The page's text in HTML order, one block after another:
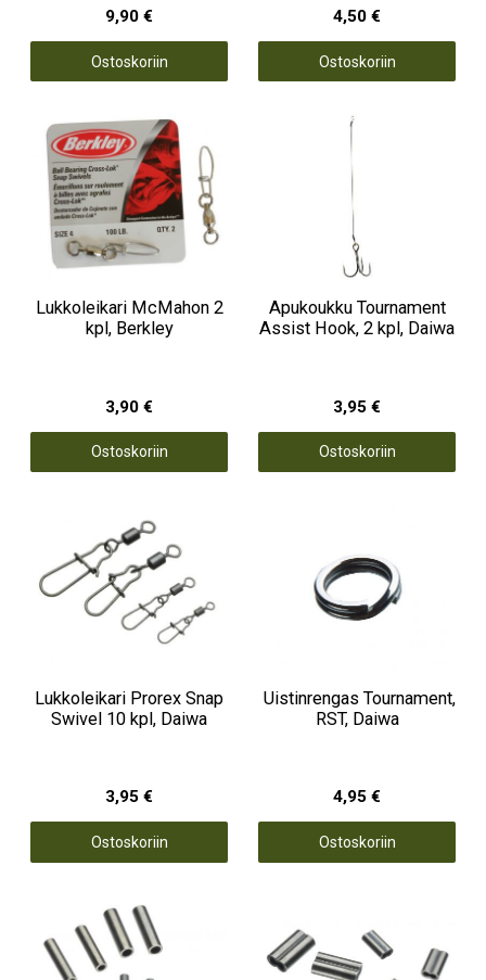
9,90 €
Ostoskoriin
4,50 €
Ostoskoriin
Lukkoleikari McMahon 2
kpl, Berkley
3,90 €
Ostoskoriin
Apukoukku Tournament
Assist Hook, 2 kpl, Daiwa
3,95 €
Ostoskoriin
Lukkoleikari Prorex Snap
Swivel 10 kpl, Daiwa
3,95 €
Ostoskoriin
Uistinrengas Tournament,
RST, Daiwa
4,95 €
Ostoskoriin